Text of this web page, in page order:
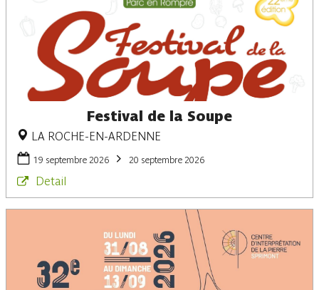
Festival de la Soupe
LA ROCHE-EN-ARDENNE
19 septembre 2026 20 septembre 2026
Detail